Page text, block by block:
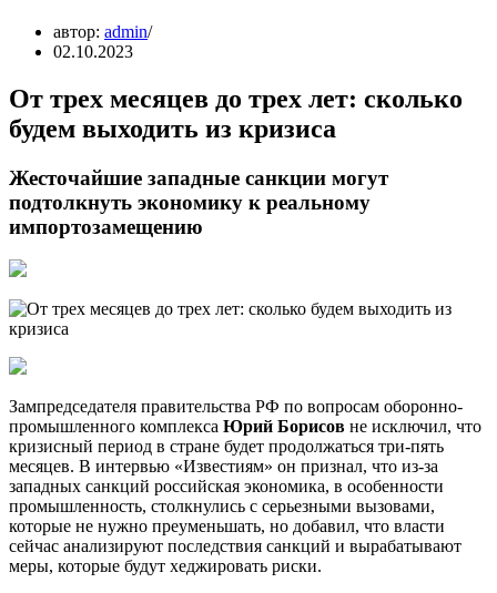
автор: admin
02.10.2023
От трех месяцев до трех лет: сколько
будем выходить из кризиса
Жесточайшие западные санкции могут
подтолкнуть экономику к реальному
импортозамещению
Зампредседателя правительства РФ по вопросам оборонно-
промышленного комплекса Юрий Борисов не исключил, что
кризисный период в стране будет продолжаться три-пять
месяцев. В интервью «Известиям» он признал, что из-за
западных санкций российская экономика, в особенности
промышленность, столкнулись с серьезными вызовами,
которые не нужно преуменьшать, но добавил, что власти
сейчас анализируют последствия санкций и вырабатывают
меры, которые будут хеджировать риски.